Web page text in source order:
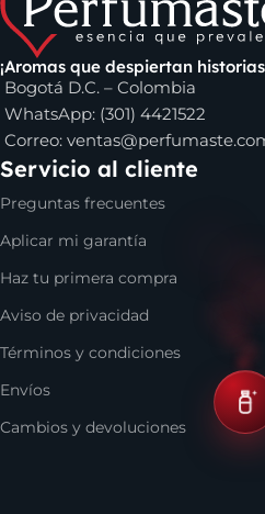
Dentro de los perfumes para
Eros Versace , el perfume
de Nuit de Armafy muchas
reconocidas. Incluso, si buscas
catálogo se encuentran varias
esa persona especial, sea que
o en cualquier parte de Colombia.
¡Aromas que despiertan
Bogotá D.C. – Colombia
WhatsApp: (301) 4421522
Correo:
Servicio al cliente
Preguntas frecuentes
Aplicar mi garantía
Haz tu primera compra
Aviso de privacidad
Términos y condiciones
Envíos
Cambios y devoluciones